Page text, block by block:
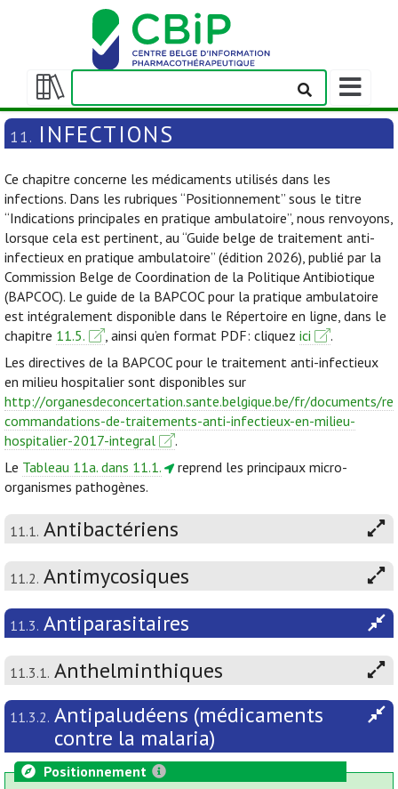
Afficher/masquer
la
table
matières
Afficher/
la
barre
navigation
11. INFECTIONS
Ce chapitre concerne les médicaments utilisés dans les
infections. Dans les rubriques “Positionnement” sous le titre
“Indications principales en pratique ambulatoire”, nous renvoyons,
lorsque cela est pertinent, au “Guide belge de traitement anti-
infectieux en pratique ambulatoire” (édition 2026), publié par la
Commission Belge de Coordination de la Politique Antibiotique
(BAPCOC). Le guide de la BAPCOC pour la pratique ambulatoire
est intégralement disponible dans le Répertoire en ligne, dans le
chapitre 11.5. , ainsi qu’en format PDF: cliquez ici
.
Les directives de la BAPCOC pour le traitement anti-infectieux
en milieu hospitalier sont disponibles sur
http://organesdeconcertation.sante.belgique.be/fr/documents/re
commandations-de-traitements-anti-infectieux-en-milieu-
hospitalier-2017-integral
.
Le Tableau 11a. dans 11.1.
reprend les principaux micro-
organismes pathogènes.
11.1. Antibactériens
11.2. Antimycosiques
11.3. Antiparasitaires
11.3.1. Anthelminthiques
11.3.2. Antipaludéens (médicaments
contre la malaria)
Positionnement